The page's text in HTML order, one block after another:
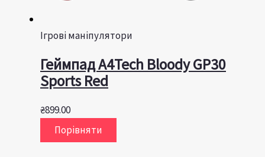
Ігрові маніпулятори
Геймпад A4Tech Bloody GP30
Sports Red
₴899.00
Порівняти